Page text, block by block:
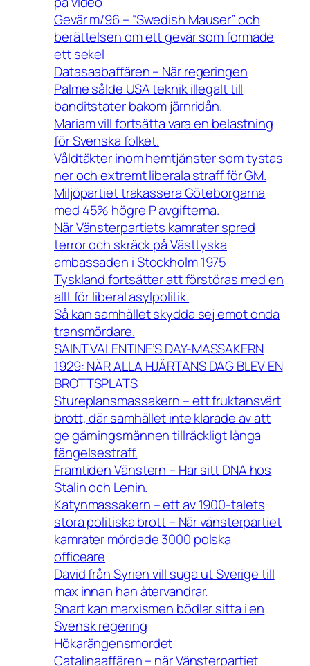
Gevär m/96 – “Swedish Mauser” och
berättelsen om ett gevär som formade
ett sekel
Datasaabaffären – När regeringen
Palme sålde USA teknik illegalt till
banditstater bakom järnridån.
Mariam vill fortsätta vara en belastning
för Svenska folket.
Våldtäkter inom hemtjänster som tystas
ner och extremt liberala straff för GM.
Miljöpartiet trakassera Göteborgarna
med 45% högre P avgifterna.
När Vänsterpartiets kamrater spred
terror och skräck på Västtyska
ambassaden i Stockholm 1975
Tyskland fortsätter att förstöras med en
allt för liberal asylpolitik.
Så kan samhället skydda sej emot onda
transmördare.
SAINT VALENTINE’S DAY-MASSAKERN
1929: NÄR ALLA HJÄRTANS DAG BLEV EN
BROTTSPLATS
Stureplansmassakern – ett fruktansvärt
brott, där samhället inte klarade av att
ge gärningsmännen tillräckligt långa
fängelsestraff.
Framtiden Vänstern – Har sitt DNA hos
Stalin och Lenin.
Katynmassakern – ett av 1900-talets
stora politiska brott – När vänsterpartiet
kamrater mördade 3000 polska
officeare
David från Syrien vill suga ut Sverige till
max innan han återvandrar.
Snart kan marxismen bödlar sitta i en
Svensk regering
Hökarängensmordet
Catalinaaffären – när Vänsterpartiet